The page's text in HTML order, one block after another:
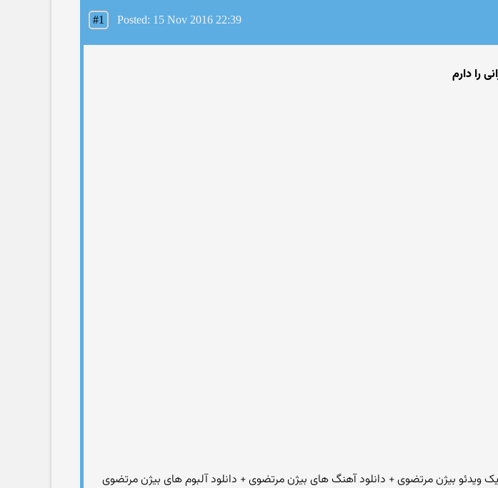
#1 Posted: 15 Nov 2016 22:39
را دارم
ویدئو بیژن مرتضوی + دانلود آهنگ های بیژن مرتضوی + دانلود آلبوم های بیژن مرتضوی